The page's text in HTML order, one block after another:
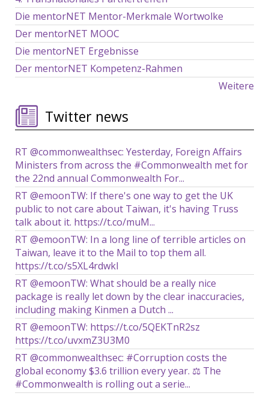
Die mentorNET Mentor-Merkmale Wortwolke
Der mentorNET MOOC
Die mentorNET Ergebnisse
Der mentorNET Kompetenz-Rahmen
Weitere
Twitter news
RT @commonwealthsec: Yesterday, Foreign Affairs
Ministers from across the #Commonwealth met for
the 22nd annual Commonwealth For...
RT @emoonTW: If there's one way to get the UK
public to not care about Taiwan, it's having Truss
talk about it. https://t.co/muM...
RT @emoonTW: In a long line of terrible articles on
Taiwan, leave it to the Mail to top them all.
https://t.co/s5XL4rdwkl
RT @emoonTW: What should be a really nice
package is really let down by the clear inaccuracies,
including making Kinmen a Dutch ...
RT @emoonTW: https://t.co/5QEKTnR2sz
https://t.co/uvxmZ3U3M0
RT @commonwealthsec: #Corruption costs the
global economy $3.6 trillion every year. ⚖️ The
#Commonwealth is rolling out a serie...